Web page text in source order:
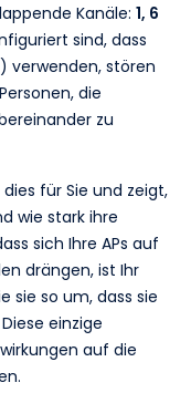
Kanäle: 1, 6
sind, dass
verwenden, stören
die
zu
für Sie und zeigt,
wie stark ihre
sich Ihre APs auf
drängen, ist Ihr
sie so um, dass sie
einzige
auf die